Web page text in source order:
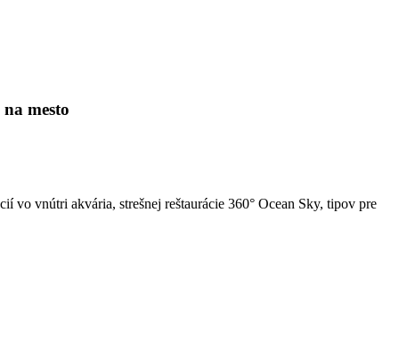
mesto
vo vnútri akvária, strešnej reštaurácie 360° Ocean Sky, tipov pre